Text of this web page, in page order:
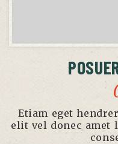
Etiam eget
elit vel donec amet